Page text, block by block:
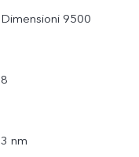
Dimensioni 9500
8
3 nm